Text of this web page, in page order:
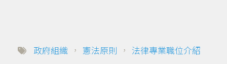
政府組織 ， 憲法原則 ， 法律專業職位介紹